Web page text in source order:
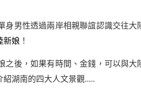
男性透過兩岸相親聯誼認識交往大
新娘 ！
後，如果有時間、金錢，可以與大
湖南的四大人文景觀.....